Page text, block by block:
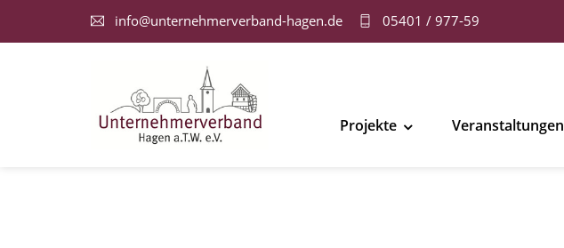
info@unternehmerverband-hagen.de 05401 / 977-59
Projekte Veranstaltungen